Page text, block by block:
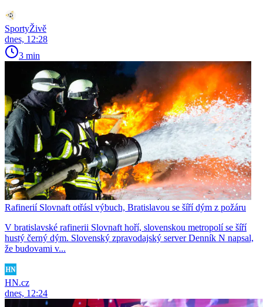
SportyŽivě
dnes, 12:28
3 min
Rafinerií Slovnaft otřásl výbuch, Bratislavou se šíří dým z požáru
V bratislavské rafinerii Slovnaft hoří, slovenskou metropolí se šíří
hustý černý dým. Slovenský zpravodajský server Denník N napsal,
že budovami v...
HN.cz
dnes, 12:24